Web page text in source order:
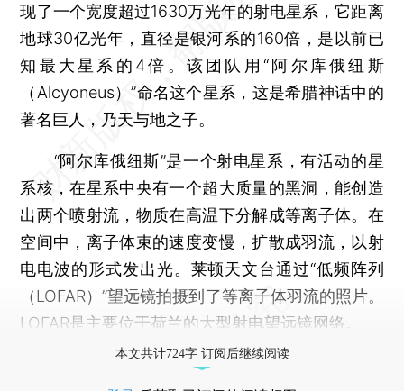
现了一个宽度超过1630万光年的射电星系，它距离
地球30亿光年，直径是银河系的160倍，是以前已
知最大星系的4倍。该团队用“阿尔库俄纽斯
（Alcyoneus）”命名这个星系，这是希腊神话中的
著名巨人，乃天与地之子。
“阿尔库俄纽斯”是一个射电星系，有活动的星
系核，在星系中央有一个超大质量的黑洞，能创造
出两个喷射流，物质在高温下分解成等离子体。在
空间中，离子体束的速度变慢，扩散成羽流，以射
电电波的形式发出光。莱顿天文台通过“低频阵列
（LOFAR）”望远镜拍摄到了等离子体羽流的照片。
LOFAR是主要位于荷兰的大型射电望远镜网络。
本文共计724字 订阅后继续阅读